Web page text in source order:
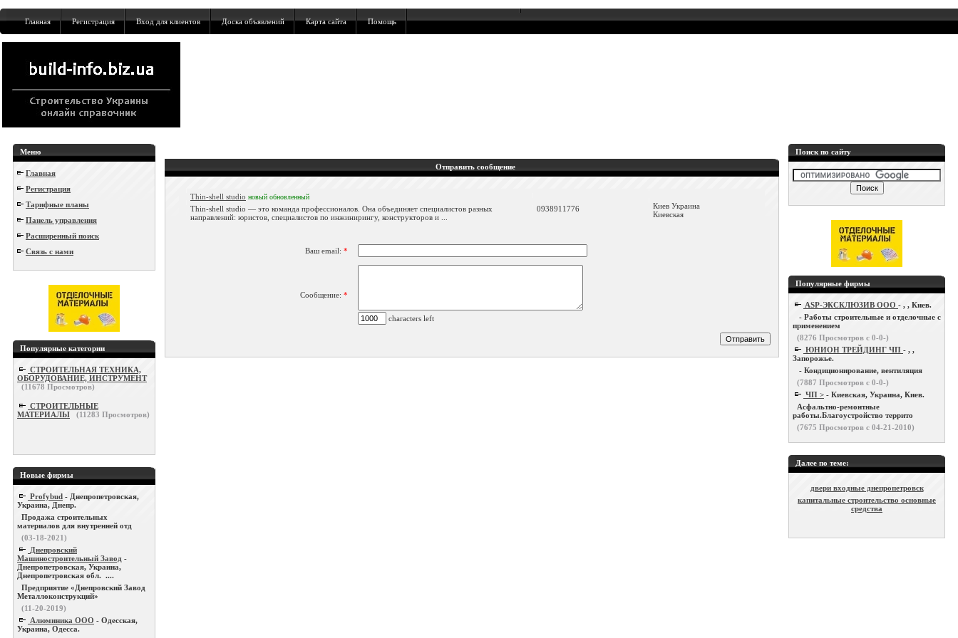
Главная Регистрация Вход для клиентов Доска объявлений Карта сайта Помощь
Меню
Главная
Регистрация
Тарифные планы
Панель управления
Расширенный поиск
Связь с нами
Популярные категории
СТРОИТЕЛЬНАЯ ТЕХНИКА,
ОБОРУДОВАНИЕ, ИНСТРУМЕНТ
(11678 Просмотров)
СТРОИТЕЛЬНЫЕ
МАТЕРИАЛЫ
(11283 Просмотров)
Новые фирмы
Profybud - Днепропетровская,
Украина, Днепр.
Продажа строительных
материалов для внутренней отд
(03-18-2021)
Днепровский
Машиностроительный Завод -
Днепропетровская, Украина,
Днепропетровская обл. ....
Предприятие «Днепровский Завод
Металлоконструкций»
(11-20-2019)
Алюминика ООО - Одесская,
Украина, Одесса.
Отправить сообщение
Thin-shell studio новый обновленный
Thin-shell studio — это команда профессионалов. Она объединяет специалистов разных
направлений: юристов, специалистов по инжинирингу, конструкторов и ...
0938911776
Киев Украина
Киевская
Ваш email: *
Сообщение: *
characters left
Поиск по сайту
Популярные фирмы
ASP-ЭКСКЛЮЗИВ ООО - , , Киев.
- Работы строительные и отделочные с
применением
(8276 Просмотров с 0-0-)
ЮНИОН ТРЕЙДИНГ ЧП - , ,
Запорожье.
- Кондиционирование, вентиляция
(7887 Просмотров с 0-0-)
ЧП > - Киевская, Украина, Киев.
Асфальтно-ремонтные
работы.Благоустройство террито
(7675 Просмотров с 04-21-2010)
Далее по теме:
двери входные днепропетровск
капитальные строительство основные
средства